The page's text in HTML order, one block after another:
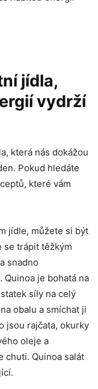
jídla,
vydrží
která nás dokážou
Pokud hledáte
⁣které vám
jídle, můžete si ‌být
se trápit těžkým‌
snadno
je⁤ bohatá na
‌síly na celý
obalu a smíchat ji
jsou ​rajčata, okurky
oleje a
chuti. Quinoa salát